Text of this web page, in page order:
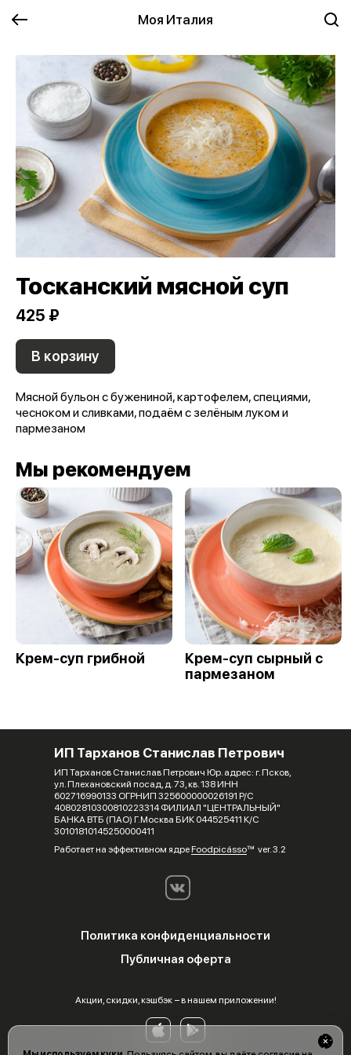
Моя Италия
Тосканский мясной суп
425 ₽
В корзину
Мясной бульон с бужениной, картофелем, специями,
чесноком и сливками, подаём с зелёным луком и
пармезаном
Мы рекомендуем
Крем-суп грибной
Крем-суп сырный с
пармезаном
ИП Тарханов Станислав Петрович
ИП Тарханов Станислав Петрович Юр. адрес: г. Псков,
ул. Плехановский посад, д. 73, кв. 138 ИНН
602716990133 ОГРНИП 325600000026191 Р/С
40802810300810223314 ФИЛИАЛ "ЦЕНТРАЛЬНЫЙ"
БАНКА ВТБ (ПАО) Г.Москва БИК 044525411 К/С
30101810145250000411
Работает на эффективном ядреFoodpicássover. 3.2
Политика конфиденциальности
Публичная оферта
Акции, скидки, кэшбэк − в нашем приложении!